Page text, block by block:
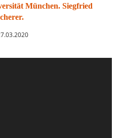
München. Siegfried